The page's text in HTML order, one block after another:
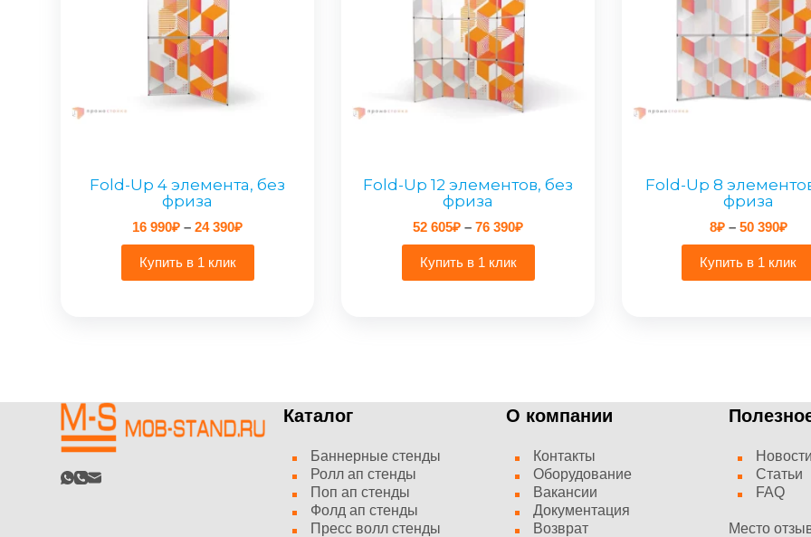
Fold-Up 4 элемента, без
фриза
16 990₽ – 24 390₽Диапазон
цен:
990₽
Купить в 1 клик
Fold-Up 12 элементов, без
фриза
52 605₽ – 76 390₽Диапазон
цен:
605₽
Купить в 1 клик
Fold-Up 8
фриза
8₽ – 50 390₽
8₽
–
Купить в 1 клик
Каталог
Баннерные стенды
Ролл ап стенды
Поп ап стенды
Фолд ап стенды
Пресс волл стенды
О компании
Контакты
Оборудование
Вакансии
Документация
Возврат
Новости
Статьи
FAQ
Место